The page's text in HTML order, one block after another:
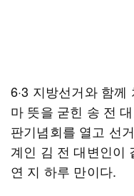
6·3 지방선거와 함
마 뜻을 굳힌 송 전
판기념회를 열고 선
계인 김 전 대변인이
연 지 하루 만이다.